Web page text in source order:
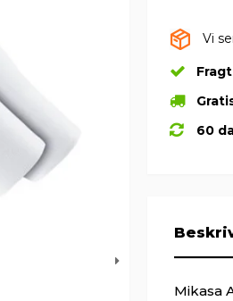
Vi
60
Mikasa